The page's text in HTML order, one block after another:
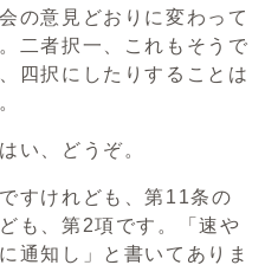
の意見どおりに変わって
二者択一、これもそうで
四択にしたりすることは
い、どうぞ。
すけれども、第11条の
も、第2項です。「速や
通知し」と書いてありま